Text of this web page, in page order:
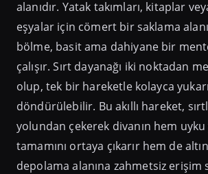
alanıdır. Yatak takımları, kitaplar
eşyalar için cömert bir saklama
bölme, basit ama dahiyane bir
çalışır. Sırt dayanağı iki noktadan
olup, tek bir hareketle kolayca
döndürülebilir. Bu akıllı hareket,
yolundan çekerek divanın hem
tamamını ortaya çıkarır hem de
depolama alanına zahmetsiz erişim